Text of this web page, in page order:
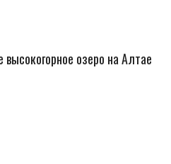
озеро на Алтае